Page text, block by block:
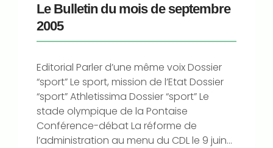
Le Bulletin du mois de septembre
2005
Editorial Parler d’une même voix Dossier
“sport” Le sport, mission de l’Etat Dossier
“sport” Athletissima Dossier “sport” Le
stade olympique de la Pontaise
Conférence-débat La réforme de
l’administration au menu du CDL le 9 juin...